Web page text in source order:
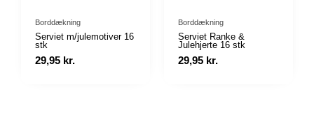
Borddækning
Serviet m/julemotiver 16
stk
29,95 kr.
Borddækning
Serviet Ranke &
Julehjerte 16 stk
29,95 kr.